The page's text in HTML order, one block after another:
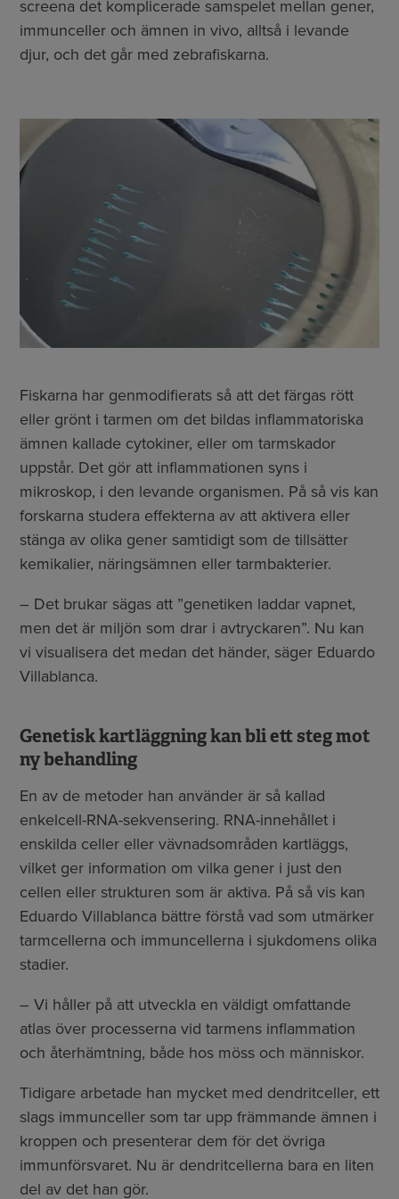
screena det komplicerade samspelet mellan gener,
immunceller och ämnen in vivo, alltså i levande
djur, och det går med zebrafiskarna.
Fiskarna har genmodifierats så att det färgas rött
eller grönt i tarmen om det bildas inflammatoriska
ämnen kallade cytokiner, eller om tarmskador
uppstår. Det gör att inflammationen syns i
mikroskop, i den levande organismen. På så vis kan
forskarna studera effekterna av att aktivera eller
stänga av olika gener samtidigt som de tillsätter
kemikalier, näringsämnen eller tarmbakterier.
– Det brukar sägas att ”genetiken laddar vapnet,
men det är miljön som drar i avtryckaren”. Nu kan
vi visualisera det medan det händer, säger Eduardo
Villablanca.
Genetisk kartläggning kan bli ett steg mot
ny behandling
En av de metoder han använder är så kallad
enkelcell-RNA-sekvensering. RNA-innehållet i
enskilda celler eller vävnadsområden kartläggs,
vilket ger information om vilka gener i just den
cellen eller strukturen som är aktiva. På så vis kan
Eduardo Villablanca bättre förstå vad som utmärker
tarmcellerna och immuncellerna i sjukdomens olika
stadier.
– Vi håller på att utveckla en väldigt omfattande
atlas över processerna vid tarmens inflammation
och återhämtning, både hos möss och människor.
Tidigare arbetade han mycket med dendritceller, ett
slags immunceller som tar upp främmande ämnen i
kroppen och presenterar dem för det övriga
immunförsvaret. Nu är dendritcellerna bara en liten
del av det han gör.